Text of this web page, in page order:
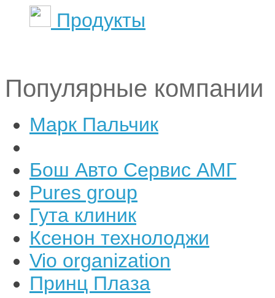
Продукты
Популярные компании
Марк Пальчик
Бош Авто Сервис АМГ
Pures group
Гута клиник
Ксенон технолоджи
Vio organization
Принц Плаза